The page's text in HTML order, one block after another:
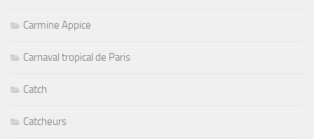
Carmine Appice
Carnaval tropical de Paris
Catch
Catcheurs